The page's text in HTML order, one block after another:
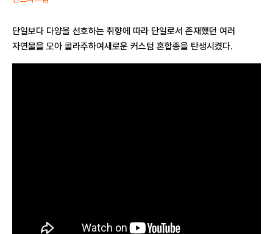
단일보다 다양을 선호하는 취향에 따라 단일로서 존재했던 여러
자연물을 모아 콜라주하여새로운 커스텀 혼합종을 탄생시켰다.